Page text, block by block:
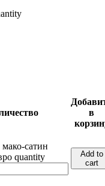
в
сатин
quantity
Add to
cart